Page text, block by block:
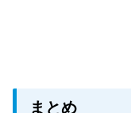
まとめ